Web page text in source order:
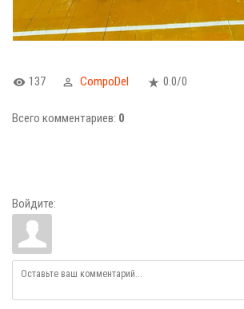
137 CompoDel 0.0/0
Всего комментариев: 0
Войдите: